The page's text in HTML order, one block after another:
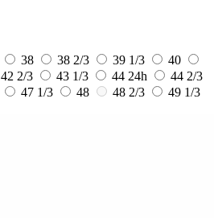
38 38 2/3 39 1/3
40
42 2/3 43 1/3 44 24h
44 2/3
47 1/3 48 48 2/3
49 1/3